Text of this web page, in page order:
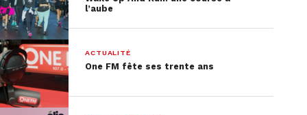
On notera que le design final de ceux deux
modèles n’a pas encore été confirmé, ni leurs prix.
l’aube
ACTUALITÉ
One FM fête ses trente ans